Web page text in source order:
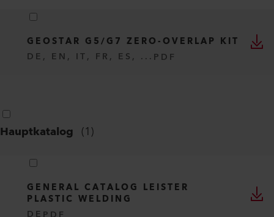
GEOSTAR G5/G7 ZERO-OVERLAP KIT
DE, EN, IT, FR, ES, ... PDF
Hauptkatalog (1)
GENERAL CATALOG LEISTER
PLASTIC WELDING